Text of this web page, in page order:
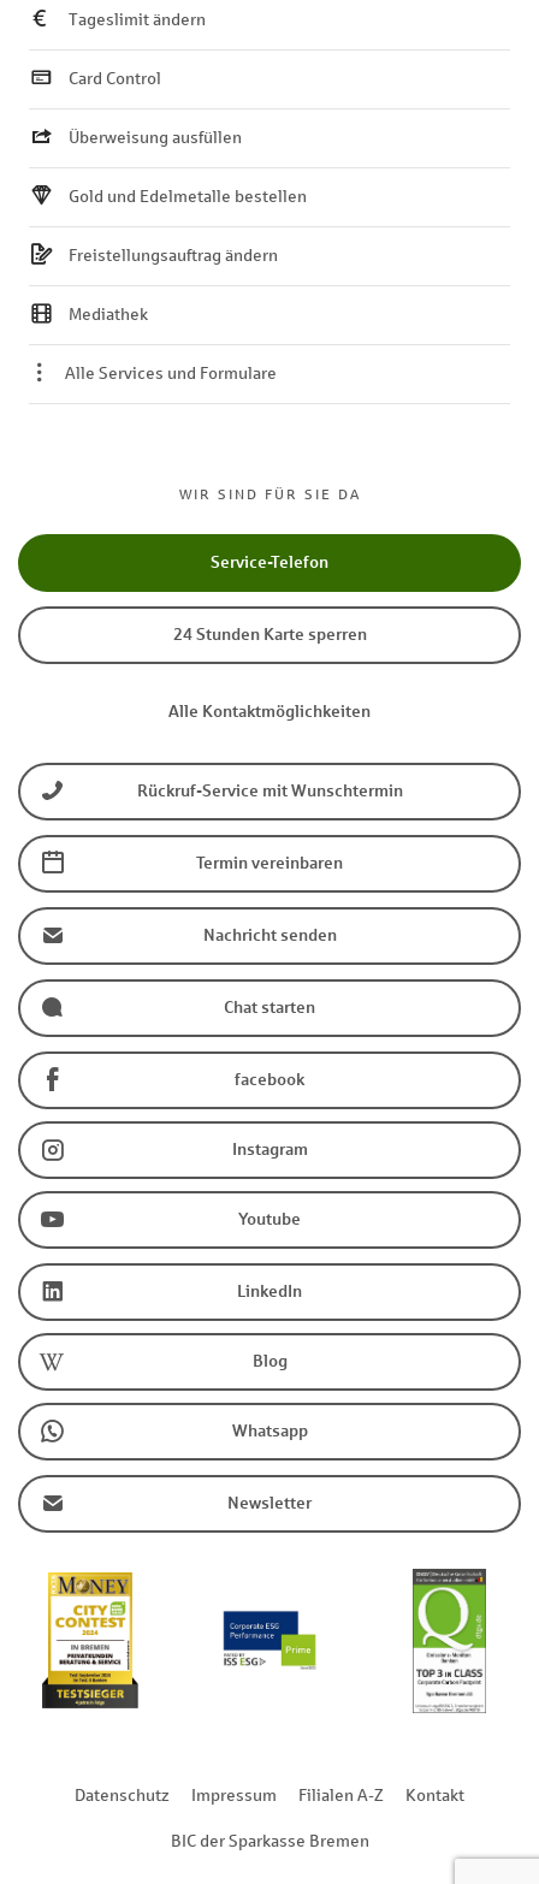
WIR SIND FÜR SIE DA
Service-Telefon
24 Stunden Karte sperren
Alle Kontaktmöglichkeiten
Rückruf-Service mit Wunschtermin
Termin vereinbaren
Nachricht senden
Chat starten
facebook
Instagram
Youtube
LinkedIn
Blog
Whatsapp
Newsletter
Tageslimit ändern
Card Control
Überweisung ausfüllen
Gold und Edelmetalle bestellen
Freistellungsauftrag ändern
Mediathek
Alle Services und Formulare
Datenschutz Impressum Filialen A-Z Kontakt
BIC der Sparkasse Bremen